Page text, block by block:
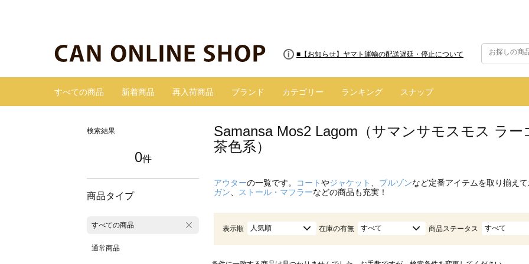
■8/13(木)AM2:00～サイトメンテナンス実施のお知らせ
■【お知らせ】ヤマト運輸の配送遅延・停止について
すべての商品 新着商品 再入荷商品 ブランド カテゴリー ランキング スナップ
検索結果
0件
商品タイプ
すべての商品
通常商品
Samansa Mos2 Lagom（サマンサモスモス ラ
茶色系）
アウターの一覧です。 コートやジャケット ブルゾンなど定番アイテムを取り揃え
ガン
ストール・マフラーなどの商品も充実！
表示順 人気順 在庫の有無 すべて 商品ステータス すべて